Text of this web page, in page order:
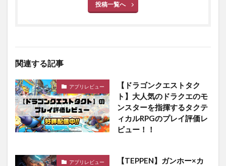
投稿一覧へ
関連する記事
アプリレビュー
【ドラゴンクエストタク
ト】大人気のドラクエのモ
ンスターを指揮するタクテ
ィカルRPGのプレイ評価レ
ビュー！！
アプリレビュー
【TEPPEN】ガンホー×カ